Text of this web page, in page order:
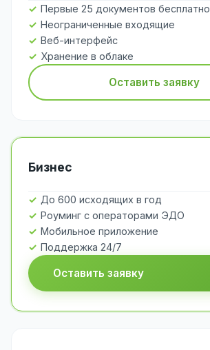
Первые 25 документов бесплатно
Неограниченные входящие
Веб-интерфейс
Хранение в облаке
Оставить заявку
Бизнес
До 600 исходящих в год
Роуминг с операторами ЭДО
Мобильное приложение
Поддержка 24/7
Оставить заявку